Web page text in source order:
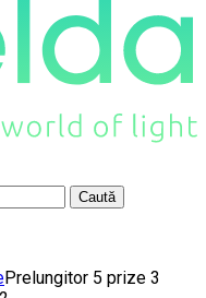
Caută
Prelungitor 5 prize 3